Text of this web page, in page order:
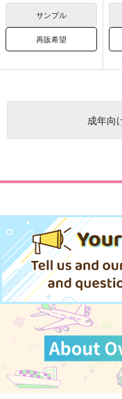
サンプル
再販希望
成年向